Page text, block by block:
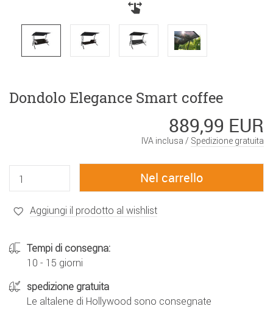
Dondolo Elegance Smart coffee
889,99 EUR
IVA inclusa / Spedizione gratuita
Aggiungi il prodotto al wishlist
Tempi di consegna:
10 - 15 giorni
spedizione gratuita
Le altalene di Hollywood sono consegnate